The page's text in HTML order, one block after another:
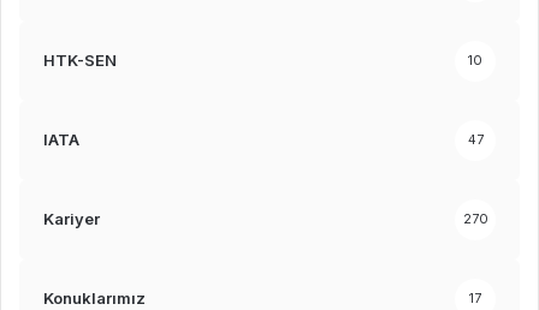
HTK-SEN 10
IATA 47
Kariyer 270
Konuklarımız 17